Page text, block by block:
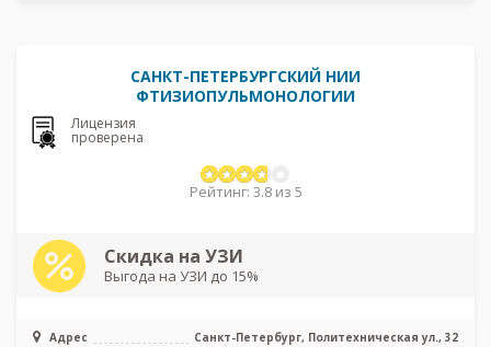
САНКТ-ПЕТЕРБУРГСКИЙ НИИ
ФТИЗИОПУЛЬМОНОЛОГИИ
Лицензия
проверена
Рейтинг: 3.8 из 5
Скидка на УЗИ
Выгода на УЗИ до 15%
Адрес
Санкт-Петербург, Политехническая ул., 32